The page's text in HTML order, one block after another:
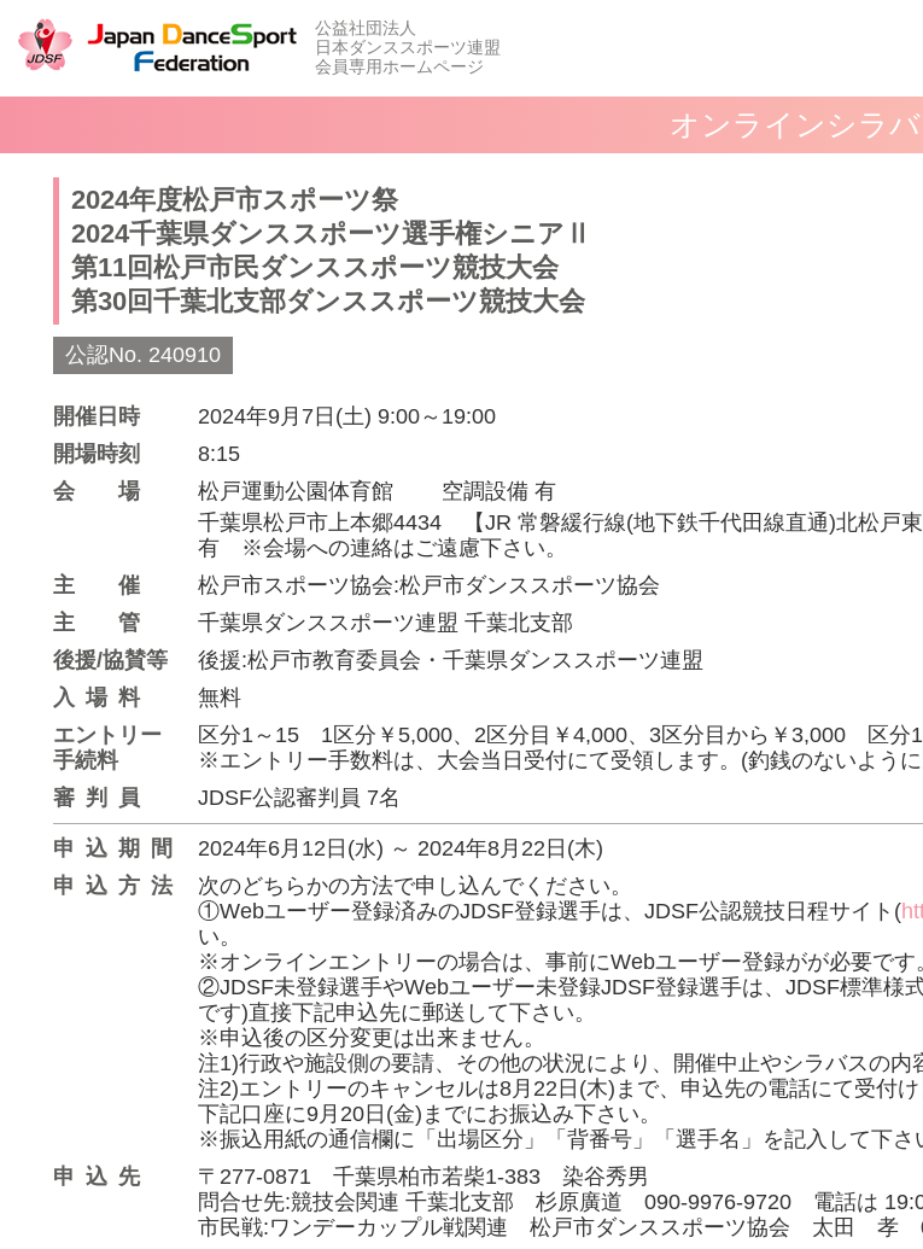
公益社団法人
日本ダンススポーツ連盟
会員専用ホームページ
オンラインシラバ
2024年度松戸市スポーツ祭
2024千葉県ダンススポーツ選手権シニアⅡ
第11回松戸市民ダンススポーツ競技大会
第30回千葉北支部ダンススポーツ競技大会
公認No. 240910
開催日時
2024年9月7日(土) 9:00～19:00
開場時刻
8:15
会場
松戸運動公園体育館
空調設備 有
千葉県松戸市上本郷4434 【JR 常磐緩行線(地下鉄千代田線直通)北松戸
有 ※会場への連絡はご遠慮下さい。
主催
松戸市スポーツ協会:松戸市ダンススポーツ協会
主管
千葉県ダンススポーツ連盟 千葉北支部
後援/協賛等
後援:松戸市教育委員会・千葉県ダンススポーツ連盟
入場料
無料
エントリー
手続料
区分1～15 1区分￥5,000、2区分目￥4,000、3区分目から￥3,000 区
※エントリー手数料は、大会当日受付にて受領します。(釣銭のないよう
審判員
JDSF公認審判員 7名
申込期間 2024年6月12日(水) ～ 2024年8月22日(木)
申込方法
次のどちらかの方法で申し込んでください。
①Webユーザー登録済みのJDSF登録選手は、JDSF公認競技日程サイト(
い。
※オンラインエントリーの場合は、事前にWebユーザー登録がが必要です
②JDSF未登録選手やWebユーザー未登録JDSF登録選手は、JDSF標準様
です)直接下記申込先に郵送して下さい。
※申込後の区分変更は出来ません。
注1)行政や施設側の要請、その他の状況により、開催中止やシラバスの内
注2)エントリーのキャンセルは8月22日(木)まで、申込先の電話にて受付
下記口座に9月20日(金)までにお振込み下さい。
※振込用紙の通信欄に「出場区分」「背番号」「選手名」を記入して下さ
申込先
〒277-0871 千葉県柏市若柴1-383 染谷秀男
問合せ先:競技会関連 千葉北支部 杉原廣道 090-9976-9720 電話は
市民戦:ワンデーカップル戦関連 松戸市ダンススポーツ協会 太田 孝